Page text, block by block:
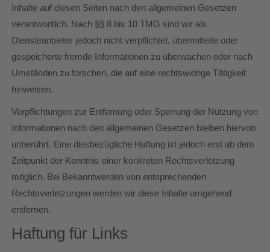
Inhalte auf diesen Seiten nach den allgemeinen Gesetzen
verantwortlich. Nach §§ 8 bis 10 TMG sind wir als
Diensteanbieter jedoch nicht verpflichtet, übermittelte oder
gespeicherte fremde Informationen zu überwachen oder nach
Umständen zu forschen, die auf eine rechtswidrige Tätigkeit
hinweisen.
Verpflichtungen zur Entfernung oder Sperrung der Nutzung von
Informationen nach den allgemeinen Gesetzen bleiben hiervon
unberührt. Eine diesbezügliche Haftung ist jedoch erst ab dem
Zeitpunkt der Kenntnis einer konkreten Rechtsverletzung
möglich. Bei Bekanntwerden von entsprechenden
Rechtsverletzungen werden wir diese Inhalte umgehend
entfernen.
Haftung für Links